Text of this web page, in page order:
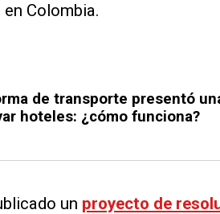
Colombia.
de transporte presentó
hoteles: ¿cómo funciona?
un proyecto de